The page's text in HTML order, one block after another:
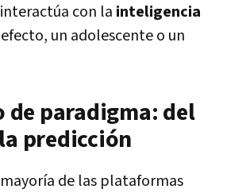
con la inteligencia
un adolescente o un
de paradigma: del
predicción
de las plataformas